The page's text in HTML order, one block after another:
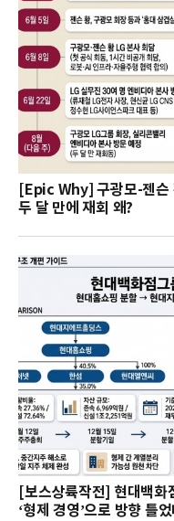
[Epic Why] 구광모-젠슨
두 달 만에 재회 왜?
[보스상륙작전] 현대백화
‘형제 경영’으로 방향 틀